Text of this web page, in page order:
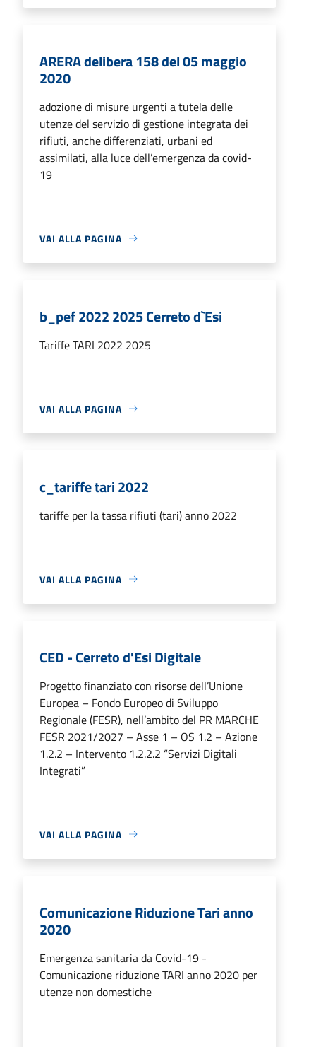
ARERA delibera 158 del 05 maggio
2020
adozione di misure urgenti a tutela delle
utenze del servizio di gestione integrata dei
rifiuti, anche differenziati, urbani ed
assimilati, alla luce dell’emergenza da covid-
19
VAI ALLA PAGINA
b_pef 2022 2025 Cerreto d`Esi
Tariffe TARI 2022 2025
VAI ALLA PAGINA
c_tariffe tari 2022
tariffe per la tassa rifiuti (tari) anno 2022
VAI ALLA PAGINA
CED - Cerreto d'Esi Digitale
Progetto finanziato con risorse dell’Unione
Europea – Fondo Europeo di Sviluppo
Regionale (FESR), nell’ambito del PR MARCHE
FESR 2021/2027 – Asse 1 – OS 1.2 – Azione
1.2.2 – Intervento 1.2.2.2 “Servizi Digitali
Integrati”
VAI ALLA PAGINA
Comunicazione Riduzione Tari anno
2020
Emergenza sanitaria da Covid-19 -
Comunicazione riduzione TARI anno 2020 per
utenze non domestiche